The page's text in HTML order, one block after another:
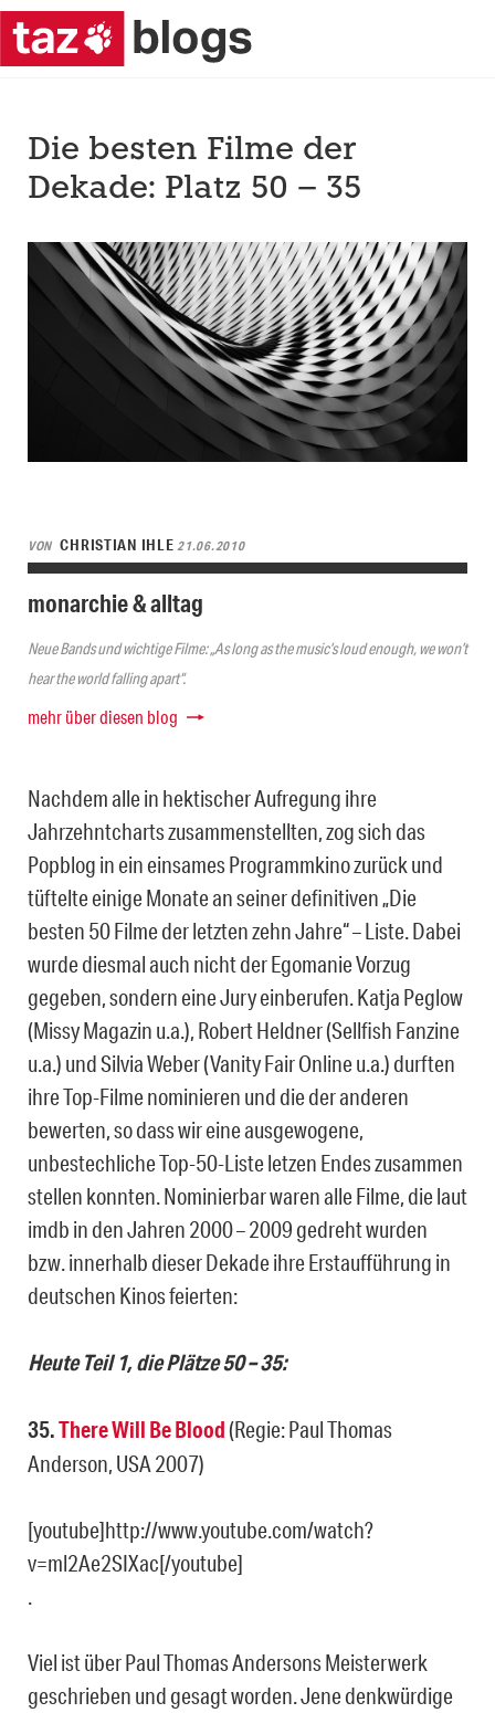
Die besten Filme der
Dekade: Platz 50 – 35
VON CHRISTIAN IHLE21.06.2010
monarchie & alltag
Neue Bands und wichtige Filme: „As long as the music’s loud enough, we won’t
hear the world falling apart“.
mehr über diesen blog
Nachdem alle in hektischer Aufregung ihre
Jahrzehntcharts zusammenstellten, zog sich das
Popblog in ein einsames Programmkino zurück und
tüftelte einige Monate an seiner definitiven „Die
besten 50 Filme der letzten zehn Jahre“ – Liste. Dabei
wurde diesmal auch nicht der Egomanie Vorzug
gegeben, sondern eine Jury einberufen. Katja Peglow
(Missy Magazin u.a.), Robert Heldner (Sellfish Fanzine
u.a.) und Silvia Weber (Vanity Fair Online u.a.) durften
ihre Top-Filme nominieren und die der anderen
bewerten, so dass wir eine ausgewogene,
unbestechliche Top-50-Liste letzen Endes zusammen
stellen konnten. Nominierbar waren alle Filme, die laut
imdb in den Jahren 2000 – 2009 gedreht wurden
bzw. innerhalb dieser Dekade ihre Erstaufführung in
deutschen Kinos feierten:
Heute Teil 1, die Plätze 50 – 35:
35.There Will Be Blood(Regie: Paul Thomas
Anderson, USA 2007)
[youtube]http://www.youtube.com/watch?
v=ml2Ae2SIXac[/youtube]
.
Viel ist über Paul Thomas Andersons Meisterwerk
geschrieben und gesagt worden. Jene denkwürdige